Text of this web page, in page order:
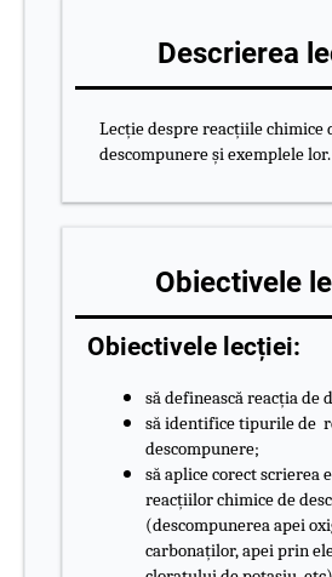
Descrierea
Lecție despre reacțiile chimice
descompunere și exemplele lor.
Obiectivele
Obiectivele lecției:
să definească reacția de
să identifice tipurile de
descompunere;
să aplice corect scrierea
reacțiilor chimice de
(descompunerea apei
carbonaților, apei prin